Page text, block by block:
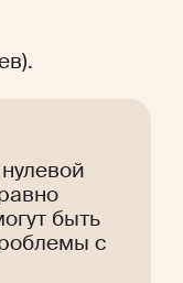
быть
с